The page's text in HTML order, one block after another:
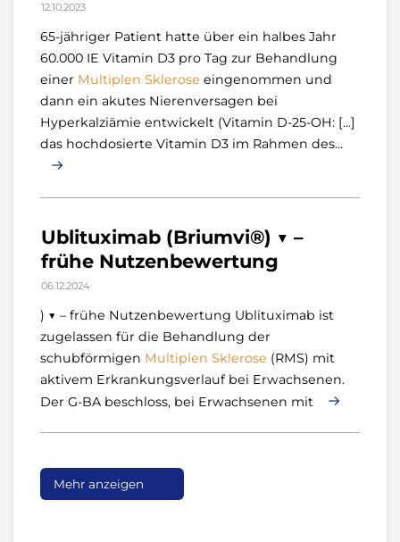
12.10.2023
65-jähriger Patient hatte über ein halbes Jahr
60.000 IE Vitamin D3 pro Tag zur Behandlung
einer Multiplen Sklerose eingenommen und
dann ein akutes Nierenversagen bei
Hyperkalziämie entwickelt (Vitamin D-25-OH: [...]
das hochdosierte Vitamin D3 im Rahmen des…
Ublituximab (Briumvi®) ▼ –
frühe Nutzenbewertung
06.12.2024
) ▼ – frühe Nutzenbewertung Ublituximab ist
zugelassen für die Behandlung der
schubförmigen Multiplen Sklerose (RMS) mit
aktivem Erkrankungsverlauf bei Erwachsenen.
Der G-BA beschloss, bei Erwachsenen mit
Mehr anzeigen